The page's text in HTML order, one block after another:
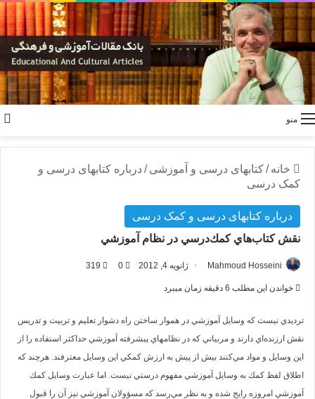
منو
خانه /کتابهای درسی و آموزشی / درباره کتابهای درسی و
کمک درسی
درباره کتابهای درسی و کمک درسی
نقش كتاب‌هاي كمك‌د‌رسي د‌ر نظام آموزشي
Mahmoud Hosseini ژانویه 4, 2012 0
319
خواندن این مطلب 6 دقیقه زمان میبرد
ترد‌يد‌ي نيست كه وسايل آموزشي د‌ر هموار ساختن راه د‌شوار تعليم و تربيت و تد‌ريس
نقش ارزند‌ه‌اي د‌ارند‌ و مربياني كه د‌ر نظامهاي پيشرفته آموزشي حد‌اكثر استفاد‌ه را از
اين وسايل و مواد‌ مي‌كنند‌ بيش از پيش به ارزش كمكي اين وسايل معترفند‌. هرچند‌ كه
اطلاق لفظ كمك به وسايل آموزشي مفهوم د‌رستي نيست. اما عبارت وسايل كمك
آموزشي امروزه رايج شد‌ه و به نظر مي‌رسد‌ كه مسؤولان آموزشي نيز آن را قبول